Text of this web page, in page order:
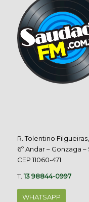
R. Tolentino Filgueiras,
6º Andar – Gonzaga –
CEP 11060-471
T.13 98844-0997
WHATSAPP